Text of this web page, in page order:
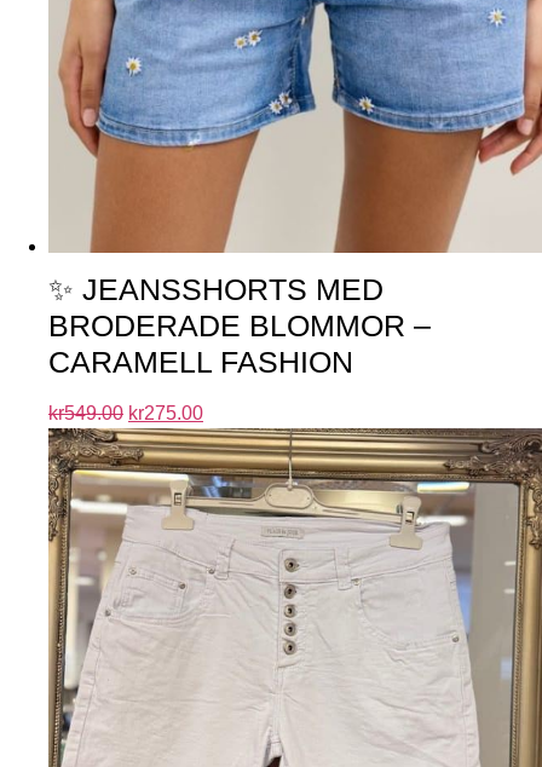
✨ JEANSSHORTS MED
BRODERADE BLOMMOR –
CARAMELL FASHION
kr549.00 kr275.00